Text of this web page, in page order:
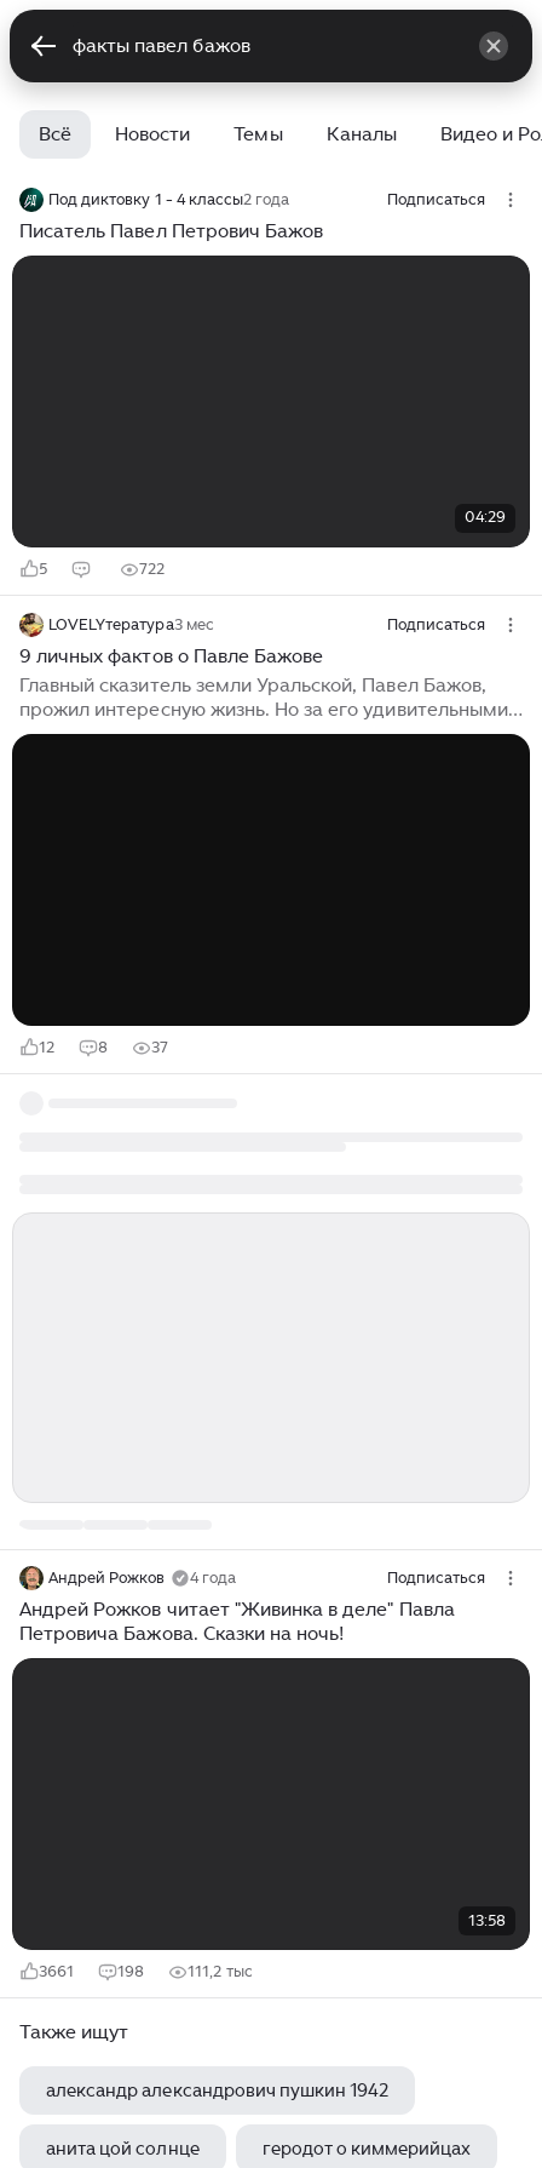
Всё Новости Темы Каналы Видео и
Под диктовку 1 - 4 классы2 года Подписаться
Писатель Павел Петрович Бажов
04:29
5 722
LOVELYтература3 мес Подписаться
9 личных фактов о Павле Бажове
Главный сказитель земли Уральской, Павел Бажов,
прожил интересную жизнь. Но за его удивительными
сюжетами скрывалась жизнь, полная бытовых тягот,
12 8 37
Андрей Рожков 4 года Подписаться
Андрей Рожков читает "Живинка в деле" Павла
Петровича Бажова. Сказки на ночь!
13:58
3661 198 111,2 тыс
Также ищут
александр александрович пушкин 1942
анита цой солнце геродот о киммерийцах